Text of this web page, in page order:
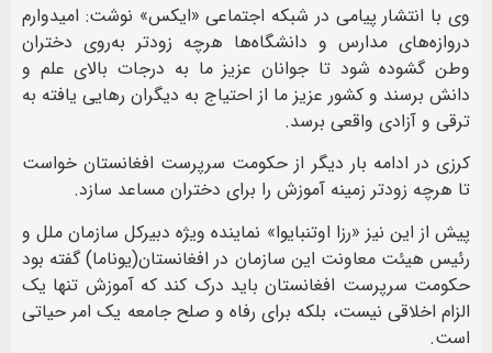
وی با انتشار پیامی در شبکه اجتماعی «ایکس» نوشت: امیدوارم
دروازه‌های مدارس و دانشگاه‌ها هرچه زودتر به‌روی دختران
وطن گشوده شود تا جوانان عزیز ما به درجات بالای علم و
دانش برسند و کشور عزیز ما از احتیاج به دیگران رهایی یافته به
ترقی و آزادی واقعی برسد.
کرزی در ادامه بار دیگر از حکومت سرپرست افغانستان خواست
تا هرچه زودتر زمینه آموزش را برای دختران مساعد سازد.
پیش از این نیز «رزا اوتنبایوا» نماینده ویژه دبیرکل سازمان ملل و
رئیس هیئت معاونت این سازمان در افغانستان(یوناما) گفته بود
حکومت سرپرست افغانستان باید درک کند که آموزش تنها یک
الزام اخلاقی نیست، بلکه برای رفاه و صلح جامعه یک امر حیاتی
است.